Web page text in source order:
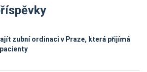
zubní ordinaci v Praze, která přijímá